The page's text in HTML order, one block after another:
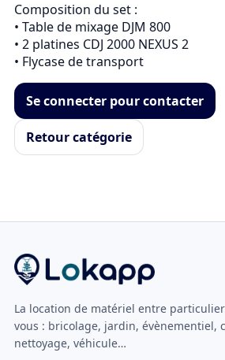
Composition du set :
• Table de mixage DJM 800
• 2 platines CDJ 2000 NEXUS 2
Se connecter pour contacter
Retour catégorie
La location de matériel entre
vous : bricolage, jardin, évènementiel,
nettoyage, véhicule…